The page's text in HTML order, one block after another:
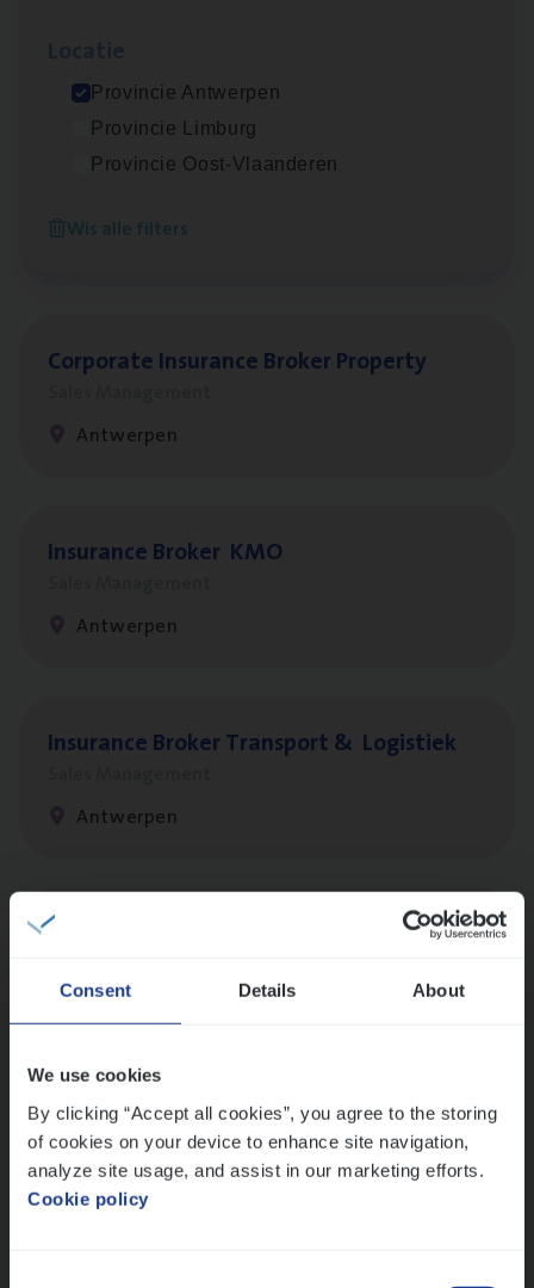
Consent Details About
We use cookies
By clicking “Accept all cookies”, you agree to the storing
of cookies on your device to enhance site navigation,
analyze site usage, and assist in our marketing efforts.
Cookie policy
Provincie Antwerpen
Provincie Limburg
Provincie Oost-Vlaanderen
Wis alle filters
Claims­hand­ler Fleet&Bike
Antwerpen
Cor­po­ra­te Insu­ran­ce Bro­ker Property
Antwerpen
Insu­ran­ce Bro­ker KMO
Antwerpen
Insu­ran­ce Bro­ker Trans­port& Logistiek
Antwerpen
IT
Antwerpen
Scha­de Expert Fleet
Claims Management
Antwerpen